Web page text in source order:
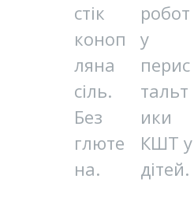
стік
коноп
ляна
сіль.
Без
глюте
на.
робот
у
перис
тальт
ики
КШТ у
дітей.